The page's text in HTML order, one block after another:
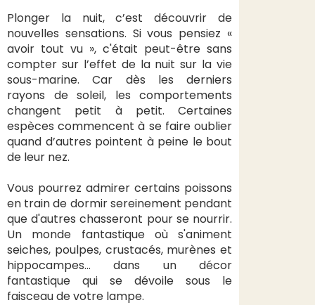
Plonger la nuit, c’est découvrir de
nouvelles sensations. Si vous pensiez «
avoir tout vu », c'était peut-être sans
compter sur l’effet de la nuit sur la vie
sous-marine. Car dès les derniers
rayons de soleil, les comportements
changent petit à petit. Certaines
espèces commencent à se faire oublier
quand d’autres pointent à peine le bout
de leur nez.
Vous pourrez admirer certains poissons
en train de dormir sereinement pendant
que d'autres chasseront pour se nourrir.
Un monde fantastique où s'animent
seiches, poulpes, crustacés, murènes et
hippocampes... dans un décor
fantastique qui se dévoile sous le
faisceau de votre lampe.